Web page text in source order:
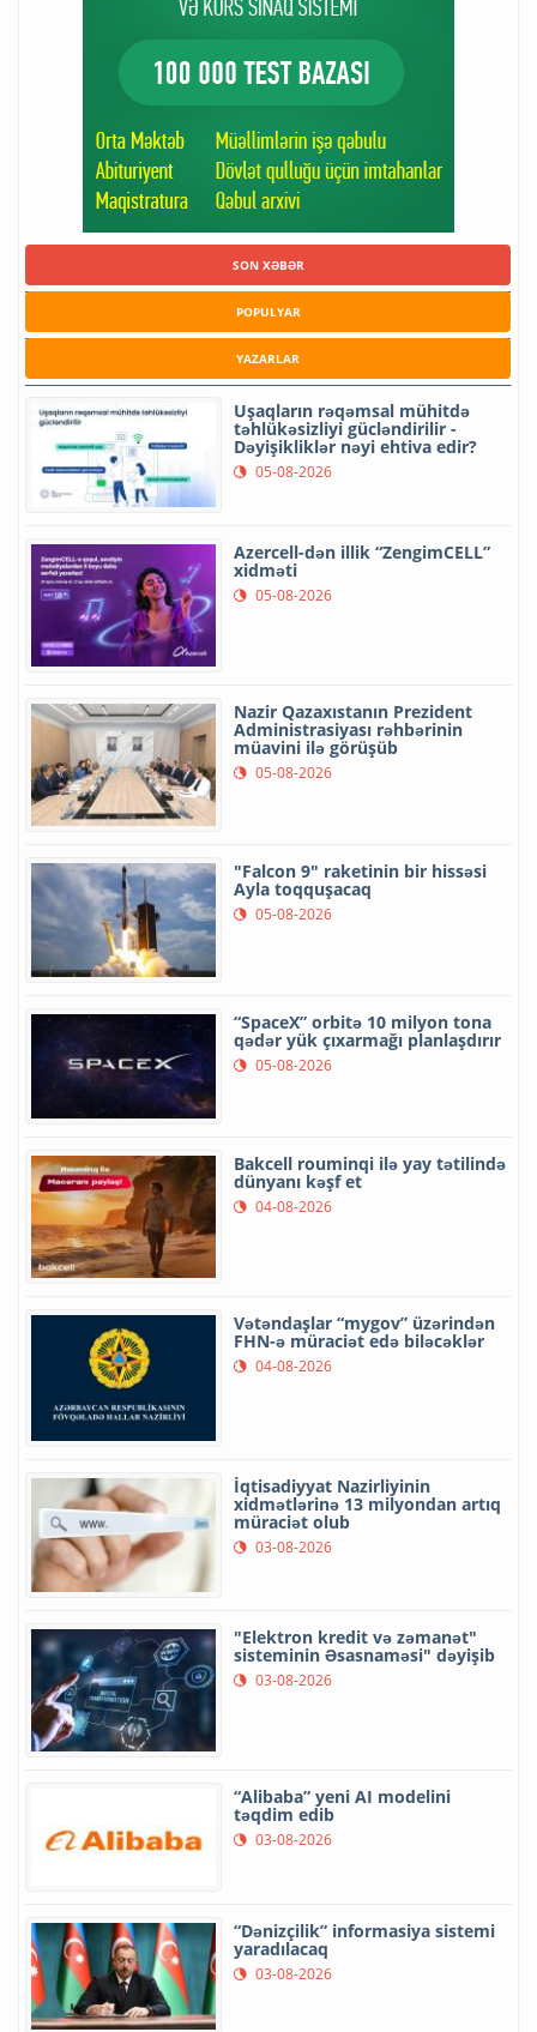
SON XƏBƏR
POPULYAR
YAZARLAR
Uşaqların rəqəmsal mühitdə
təhlükəsizliyi gücləndirilir -
Dəyişikliklər nəyi ehtiva edir?
05-08-2026
Azercell-dən illik “ZengimCELL”
xidməti
05-08-2026
Nazir Qazaxıstanın Prezident
Administrasiyası rəhbərinin
müavini ilə görüşüb
05-08-2026
"Falcon 9" raketinin bir hissəsi
Ayla toqquşacaq
05-08-2026
“SpaceX” orbitə 10 milyon tona
qədər yük çıxarmağı planlaşdırır
05-08-2026
Bakcell rouminqi ilə yay tətilində
dünyanı kəşf et
04-08-2026
Vətəndaşlar “mygov” üzərindən
FHN-ə müraciət edə biləcəklər
04-08-2026
İqtisadiyyat Nazirliyinin
xidmətlərinə 13 milyondan artıq
müraciət olub
03-08-2026
"Elektron kredit və zəmanət"
sisteminin Əsasnaməsi" dəyişib
03-08-2026
“Alibaba” yeni AI modelini
təqdim edib
03-08-2026
“Dənizçilik” informasiya sistemi
yaradılacaq
03-08-2026